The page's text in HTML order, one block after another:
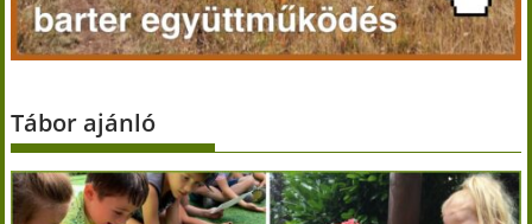
Tábor ajánló